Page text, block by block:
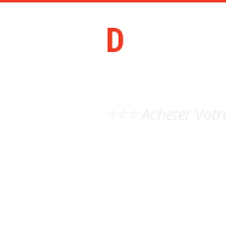
DCAI AIDE ACHAT AUTO